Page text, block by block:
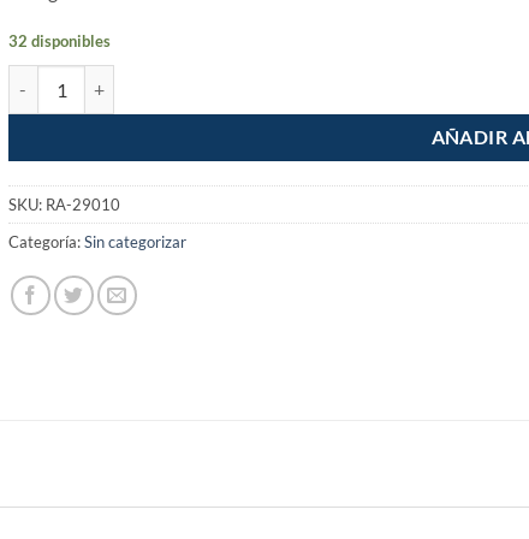
32 disponibles
AÑADIR
SKU: RA-29010
Categoría:Sin categorizar